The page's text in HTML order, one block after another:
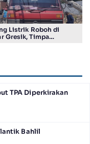
Listrik Roboh di
Gresik, Timpa
TPA Diperkirakan
Bahlil